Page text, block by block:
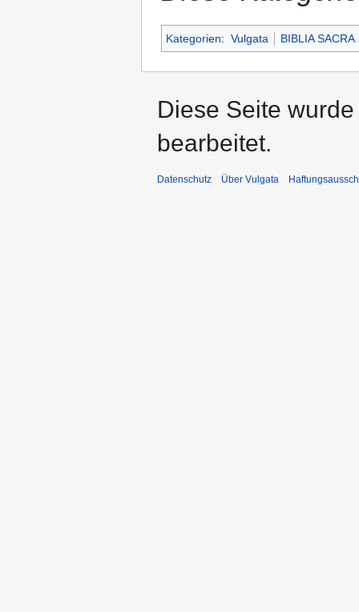
Kategorien: Vulgata BIBLIA SACRA
Diese Seite
bearbeitet.
Datenschutz Über Vulgata